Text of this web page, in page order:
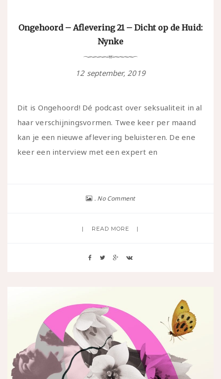
Ongehoord – Aflevering 21 – Dicht op de Huid:
Nynke
12 september, 2019
Dit is Ongehoord! Dé podcast over seksualiteit in al
haar verschijningsvormen. Twee keer per maand
kan je een nieuwe aflevering beluisteren. De ene
keer een interview met een expert en
No Comment
READ MORE